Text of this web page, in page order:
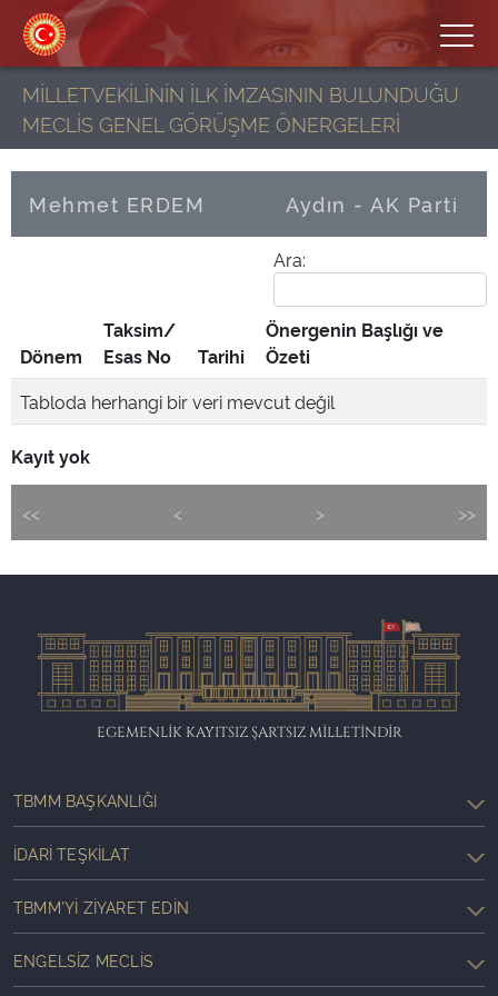
MİLLETVEKİLİNİN İLK İMZASININ BULUNDUĞU
MECLİS GENEL GÖRÜŞME ÖNERGELERİ
Mehmet ERDEM Aydın - AK Parti
Ara:
Dönem
Taksim/
Esas No
Tarihi
Önergenin Başlığı ve
Özeti
Tabloda herhangi bir veri mevcut değil
Kayıt yok
<< < > >>
EGEMENLİK KAYITSIZ ŞARTSIZ MİLLETİNDİR
TBMM BAŞKANLIĞI
İDARI TEŞKILAT
TBMM'YI ZIYARET EDIN
ENGELSIZ MECLIS